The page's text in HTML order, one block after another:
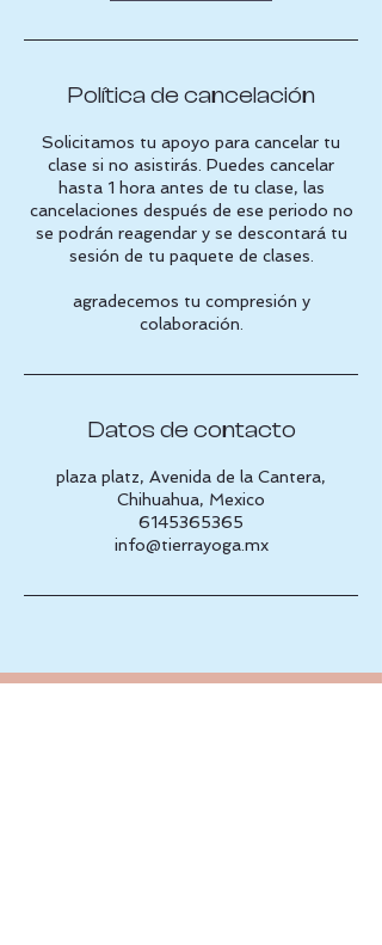
Política de cancelación
Solicitamos tu apoyo para cancelar tu
clase si no asistirás. Puedes cancelar
hasta 1 hora antes de tu clase, las
cancelaciones después de ese periodo no
se podrán reagendar y se descontará tu
sesión de tu paquete de clases.
agradecemos tu compresión y
colaboración.
Datos de contacto
plaza platz, Avenida de la Cantera,
Chihuahua, Mexico
6145365365
info@tierrayoga.mx